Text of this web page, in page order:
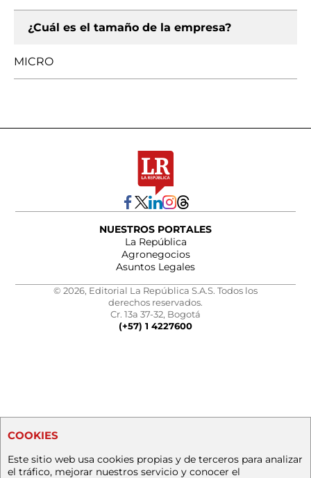
¿Cuál es el tamaño de la empresa?
MICRO
NUESTROS PORTALES
La República
Agronegocios
Asuntos Legales
© 2026, Editorial La República S.A.S. Todos los
derechos reservados.
Cr. 13a 37-32, Bogotá
(+57) 1 4227600
COOKIES
Este sitio web usa cookies propias y de terceros para analizar
el tráfico, mejorar nuestros servicio y conocer el